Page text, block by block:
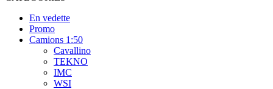
En vedette
Promo
Camions 1:50
Cavallino
TEKNO
IMC
WSI